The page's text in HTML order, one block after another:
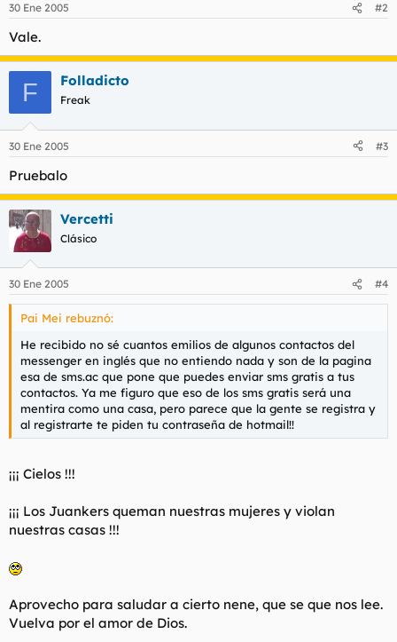
30 Ene 2005 #2
Vale.
F Folladicto
Freak
30 Ene 2005 #3
Pruebalo
Vercetti
Clásico
30 Ene 2005 #4
Pai Mei rebuznó:
He recibido no sé cuantos emilios de algunos contactos del
messenger en inglés que no entiendo nada y son de la pagina
esa de sms.ac que pone que puedes enviar sms gratis a tus
contactos. Ya me figuro que eso de los sms gratis será una
mentira como una casa, pero parece que la gente se registra y
al registrarte te piden tu contraseña de hotmail!!
¡¡¡ Cielos !!!
¡¡¡ Los Juankers queman nuestras mujeres y violan
nuestras casas !!!
Aprovecho para saludar a cierto nene, que se que nos lee.
Vuelva por el amor de Dios.